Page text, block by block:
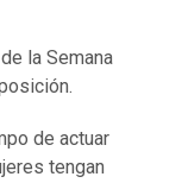
la Semana
de actuar
tengan